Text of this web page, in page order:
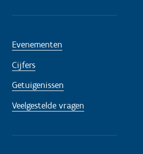
Evenementen
Cijfers
Getuigenissen
Veelgestelde vragen